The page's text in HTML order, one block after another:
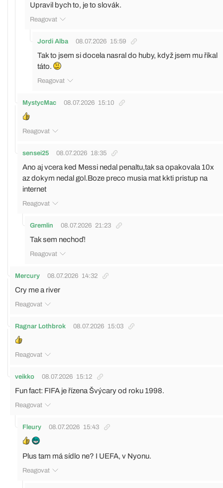
Upravil bych to, je to slovák.
Reagovat
Jordi Alba 08.07.2026 15:59
Tak to jsem si docela nasral do huby, když jsem mu říkal
táto.
Reagovat
MystycMac 08.07.2026 15:10
Reagovat
sensei25 08.07.2026 18:35
Ano aj vcera ked Messi nedal penaltu,tak sa opakovala 10x
az dokym nedal gol.Boze preco musia mat kkti pristup na
internet
Reagovat
Gremlin 08.07.2026 21:23
Tak sem nechoď!
Reagovat
Mercury 08.07.2026 14:32
Cry me a river
Reagovat
Ragnar Lothbrok 08.07.2026 15:03
Reagovat
veikko 08.07.2026 15:12
Fun fact: FIFA je řízena Švýcary od roku 1998.
Reagovat
Fleury 08.07.2026 15:43
Plus tam má sídlo ne? I UEFA, v Nyonu.
Reagovat